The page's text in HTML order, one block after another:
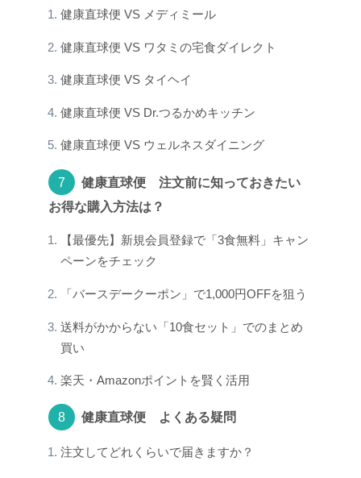
健康直球便 VS メディミール
健康直球便 VS ワタミの宅食ダイレクト
健康直球便 VS タイヘイ
健康直球便 VS Dr.つるかめキッチン
健康直球便 VS ウェルネスダイニング
健康直球便 注文前に知っておきたい
お得な購入方法は？
【最優先】新規会員登録で「3食無料」キャン
ペーンをチェック
「バースデークーポン」で1,000円OFFを狙う
送料がかからない「10食セット」でのまとめ
買い
楽天・Amazonポイントを賢く活用
健康直球便 よくある疑問
注文してどれくらいで届きますか？